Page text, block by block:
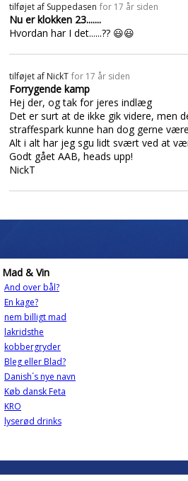
tilføjet af Suppedasen for 17 år siden
Nu er klokken 23.......
Hvordan har I det......?? 😃😃
tilføjet af NickT for 17 år siden
Forrygende kamp
Hej der, og tak for jeres indlæg
Det er surt at de ikke gik videre, men
straffespark kunne han dog gerne
Alt i alt har jeg sgu lidt svært ved at
Godt gået AAB, heads upp!
NickT
Mad & Vin
And over bål?
En kage?
nem billigt mad
lakridsthe
kobbergryder
Bleg eller Blad?
Danish´s nye navn
Køb dansk Feta
KRO
lyserød drinks